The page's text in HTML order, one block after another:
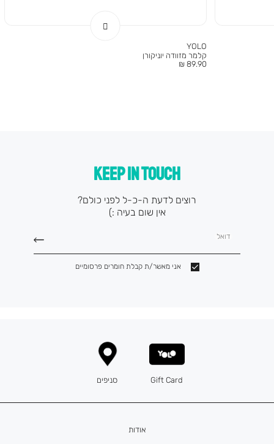
YOLO
קלמר מזוודה יוניקורן
מחיר
89.90 ₪
KEEP IN TOUCH
רוצים לדעת ה-כ-ל לפני כולם?
אין שום בעיה :)
דואל
אני מאשר/ת קבלת חומרים פרסומיים
אודות
Gift Card סניפים